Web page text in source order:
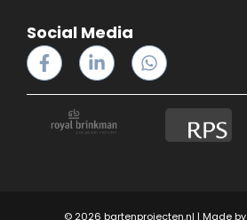
Social Media
© 2026 bartenprojecten.nl | Made by